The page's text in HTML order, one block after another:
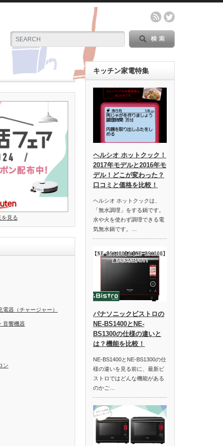
見る
器（チャージャー）
音響機器
ン
キッチン家電特集
ヘルシオ ホットクック！
2017年モデルと2016年モ
デル！どこが変わった？
口コミと価格を比較！
ヘルシオ ホットクックは、
「無水調理」をする鍋です。
水や火を使わず調理できる電
気無水鍋です。…
パナソニックビストロの
NE-BS1400とNE-
BS1300の仕様の違いと
は？機能を比較！
NE-BS1400とNE-BS1300の仕
様の違いを見る前に、最新ビ
ストロではどんな機能がある
のかご…